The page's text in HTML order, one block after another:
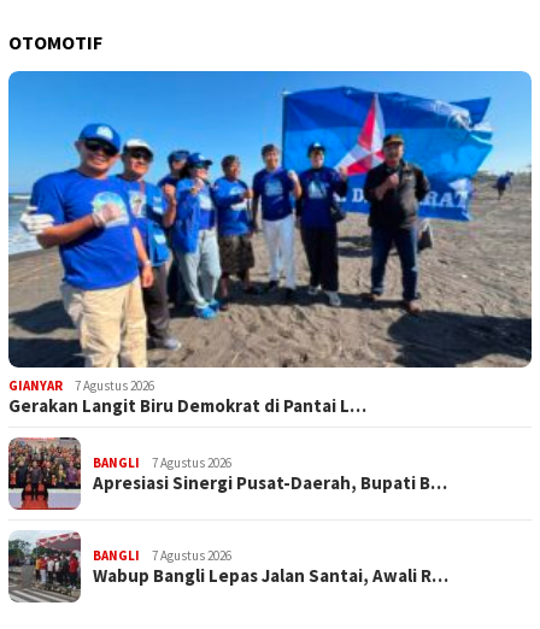
OTOMOTIF
GIANYAR 7 Agustus 2026
Gerakan Langit Biru Demokrat di Pantai L…
BANGLI 7 Agustus 2026
Apresiasi Sinergi Pusat-Daerah, Bupati B…
BANGLI 7 Agustus 2026
Wabup Bangli Lepas Jalan Santai, Awali R…